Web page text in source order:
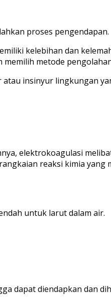
proses pengendapan.
kelebihan dan
metode
insinyur lingkungan
elektrokoagulasi
reaksi kimia yang
untuk larut dalam air.
dapat diendapkan dan